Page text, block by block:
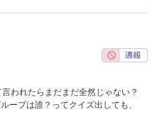
われたらまだまだ全然じゃない？
ープは誰？ってクイズ出しても、